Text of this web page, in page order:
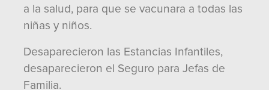
a la salud, para que se vacunara a todas las
niñas y niños.
Desaparecieron las Estancias Infantiles,
desaparecieron el Seguro para Jefas de
Familia.